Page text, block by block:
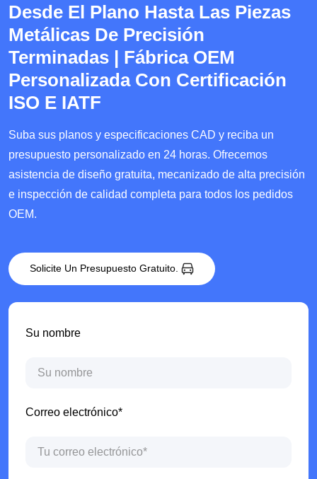
Desde El Plano Hasta Las Piezas
Metálicas De Precisión
Terminadas | Fábrica OEM
Personalizada Con Certificación
ISO E IATF
Suba sus planos y especificaciones CAD y reciba un
presupuesto personalizado en 24 horas. Ofrecemos
asistencia de diseño gratuita, mecanizado de alta precisión
e inspección de calidad completa para todos los pedidos
OEM.
Solicite Un Presupuesto Gratuito.
Su nombre
Correo electrónico*